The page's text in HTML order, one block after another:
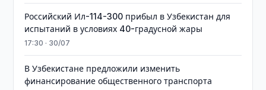
Российский Ил-114-300 прибыл в Узбекистан для
испытаний в условиях 40-градусной жары
17:30 · 30/07
В Узбекистане предложили изменить
финансирование общественного транспорта